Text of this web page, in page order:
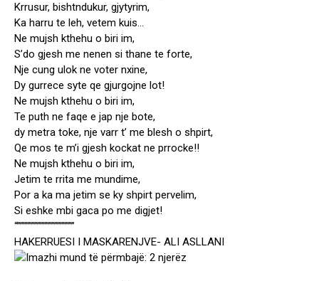
Krrusur, bishtndukur, gjytyrim,
Ka harru te leh, vetem kuis…
Ne mujsh kthehu o biri im,
S’do gjesh me nenen si thane te forte,
Nje cung ulok ne voter nxine,
Dy gurrece syte qe gjurgojne lot!
Ne mujsh kthehu o biri im,
Te puth ne faqe e jap nje bote,
dy metra toke, nje varr t’ me blesh o shpirt,
Qe mos te m’i gjesh kockat ne prrocke!!
Ne mujsh kthehu o biri im,
Jetim te rrita me mundime,
Por a ka ma jetim se ky shpirt pervelim,
Si eshke mbi gaca po me digjet!
“””””””””””””””””””””
HAKERRUESI I MASKARENJVE- ALI ASLLANI